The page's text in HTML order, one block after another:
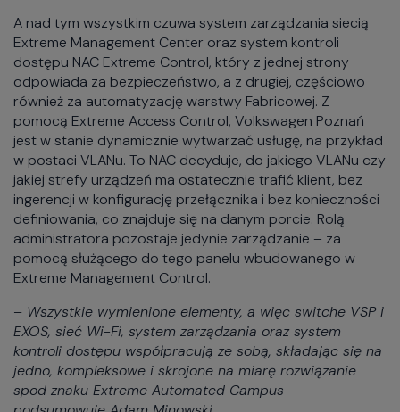
A nad tym wszystkim czuwa system zarządzania siecią
Extreme Management Center oraz system kontroli
dostępu NAC Extreme Control, który z jednej strony
odpowiada za bezpieczeństwo, a z drugiej, częściowo
również za automatyzację warstwy Fabricowej. Z
pomocą Extreme Access Control, Volkswagen Poznań
jest w stanie dynamicznie wytwarzać usługę, na przykład
w postaci VLANu. To NAC decyduje, do jakiego VLANu czy
jakiej strefy urządzeń ma ostatecznie trafić klient, bez
ingerencji w konfigurację przełącznika i bez konieczności
definiowania, co znajduje się na danym porcie. Rolą
administratora pozostaje jedynie zarządzanie – za
pomocą służącego do tego panelu wbudowanego w
Extreme Management Control.
– Wszystkie wymienione elementy, a więc switche VSP i
EXOS, sieć Wi-Fi, system zarządzania oraz system
kontroli dostępu współpracują ze sobą, składając się na
jedno, kompleksowe i skrojone na miarę rozwiązanie
spod znaku Extreme Automated Campus –